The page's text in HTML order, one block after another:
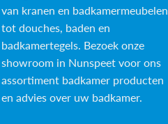
van kranen en badkamermeubelen
tot douches, baden en
badkamertegels. Bezoek onze
showroom in Nunspeet voor ons
assortiment badkamer producten
en advies over uw badkamer.